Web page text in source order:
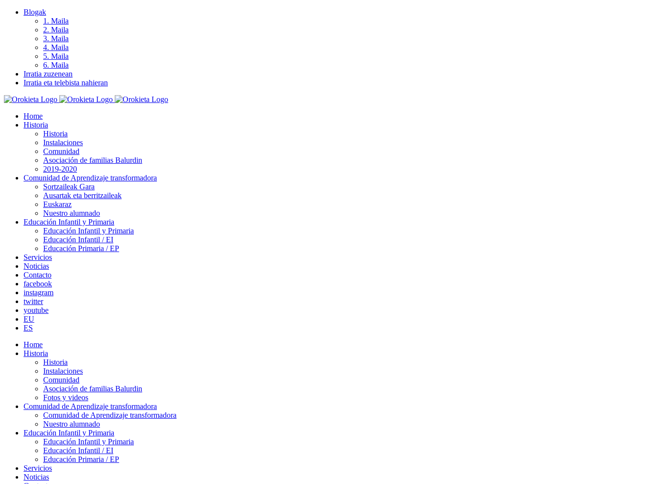
Skip
Blogak
1. Maila
2. Maila
3. Maila
4. Maila
5. Maila
6. Maila
Irratia zuzenean
Irratia eta telebista nahieran
Home
Historia
Historia
Instalaciones
Comunidad
Asociación de familias Balurdin
2019-2020
Comunidad de Aprendizaje transformadora
Sortzaileak Gara
Ausartak eta berritzaileak
Euskaraz
Nuestro alumnado
Educación Infantil y Primaria
Educación Infantil y Primaria
Educación Infantil / EI
Educación Primaria / EP
Servicios
Noticias
Contacto
facebook
instagram
twitter
youtube
EU
ES
Home
Historia
Historia
Instalaciones
Comunidad
Asociación de familias Balurdin
Fotos y videos
Comunidad de Aprendizaje transformadora
Comunidad de Aprendizaje transformadora
Nuestro alumnado
Educación Infantil y Primaria
Educación Infantil y Primaria
Educación Infantil / EI
Educación Primaria / EP
Servicios
Noticias